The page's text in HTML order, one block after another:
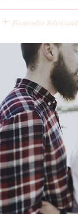
+ Fornecedor